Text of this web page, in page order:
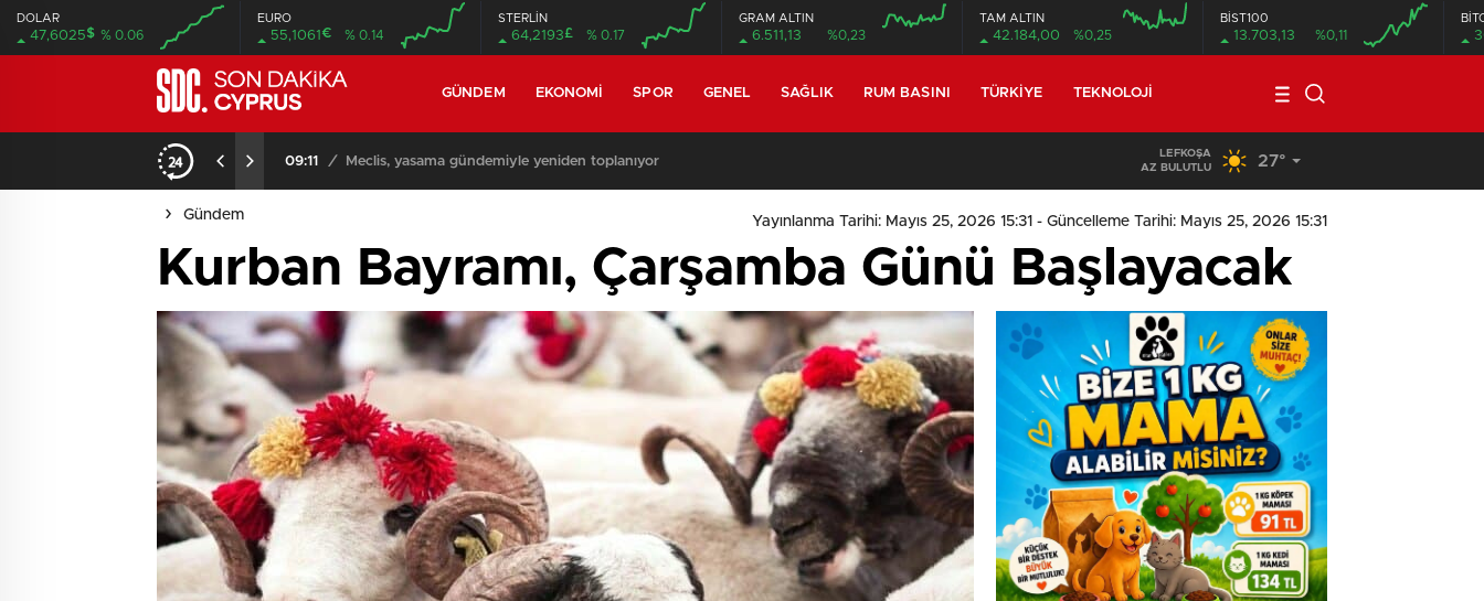
DOLAR
47,6025$ % 0.06
EURO
55,1061€ % 0.14
STERLİN
64,2193£ % 0.17
GRAM ALTIN
6.511,13 %0,23
TAM ALTIN
42.184,00 %0,25
BİST100
13.703,13 %0,11
GÜNDEM EKONOMI SPOR GENEL SAĞLIK RUM BASINI TÜRKIYE TEKNOLOJI
09:11 / Meclis, yasama gündemiyle yeniden toplanıyor Seyir Halindeki Araç Alev Aldı, Korku Dolu Anlar
LEFKOŞA
AZ BULUTLU
27°
Gündem Yayınlanma Tarihi: Mayıs 25, 2026 15:31 - Güncelleme Tarihi: Mayıs 25, 2026 15:31
Kurban Bayramı, Çarşamba Günü Başlayacak